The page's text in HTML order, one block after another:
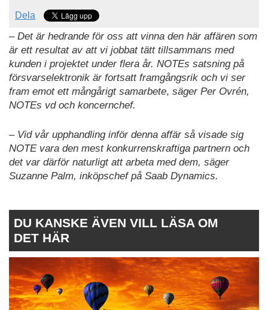
Dela
– Det är hedrande för oss att vinna den här affären som
är ett resultat av att vi jobbat tätt tillsammans med
kunden i projektet under flera år. NOTEs satsning på
försvarselektronik är fortsatt framgångsrik och vi ser
fram emot ett mångårigt samarbete, säger Per Ovrén,
NOTEs vd och koncernchef.
– Vid vår upphandling inför denna affär så visade sig
NOTE vara den mest konkurrenskraftiga partnern och
det var därför naturligt att arbeta med dem, säger
Suzanne Palm, inköpschef på Saab Dynamics.
DU KANSKE ÄVEN VILL LÄSA OM
DET HÄR